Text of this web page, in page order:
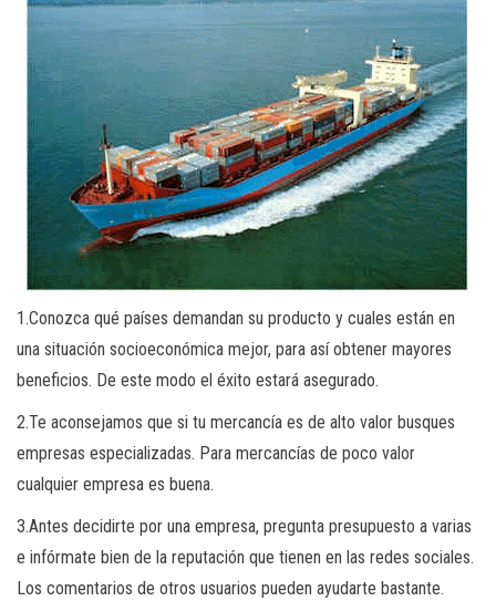
1.Conozca qué países demandan su producto y cuales están en
una situación socioeconómica mejor, para así obtener mayores
beneficios. De este modo el éxito estará asegurado.
2.Te aconsejamos que si tu mercancía es de alto valor busques
empresas especializadas. Para mercancías de poco valor
cualquier empresa es buena.
3.Antes decidirte por una empresa, pregunta presupuesto a varias
e infórmate bien de la reputación que tienen en las redes sociales.
Los comentarios de otros usuarios pueden ayudarte bastante.